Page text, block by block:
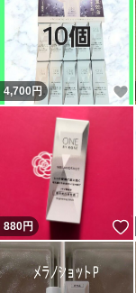
4,700 円
880円